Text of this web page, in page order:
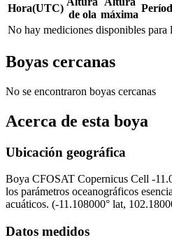
Hora(UTC)
de ola máxima
No hay mediciones disponibles para
Boyas cercanas
No se encontraron boyas cercanas
Acerca de esta boya
Ubicación geográfica
Boya CFOSAT Copernicus Cell -
los parámetros oceanográficos
acuáticos. (-11.108000° lat,
Datos medidos